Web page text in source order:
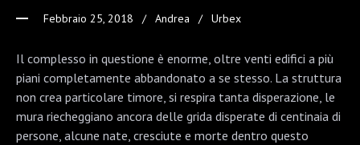
Febbraio 25, 2018 Andrea Urbex
Il complesso in questione è enorme, oltre venti edifici a più
piani completamente abbandonato a se stesso. La struttura
non crea particolare timore, si respira tanta disperazione, le
mura riecheggiano ancora delle grida disperate di centinaia di
persone, alcune nate, cresciute e morte dentro questo